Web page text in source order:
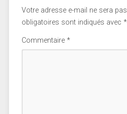
Votre adresse e-mail ne sera
obligatoires sont indiqués avec *
Commentaire *